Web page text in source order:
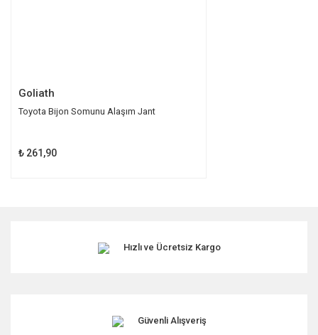
Goliath
Toyota Bijon Somunu Alaşım Jant
₺ 261,90
Hızlı ve Ücretsiz Kargo
Güvenli Alışveriş